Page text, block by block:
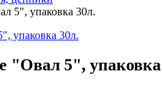
5", упаковка 30л.
"Овал 5", упаковка